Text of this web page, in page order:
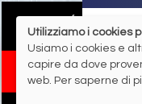
Utilizziamo i cookies
Usiamo i cookies e
capire da dove
web. Per saperne di